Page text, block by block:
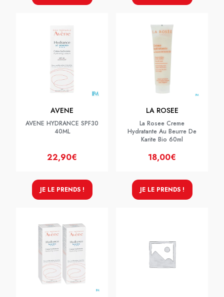
AVENE
AVENE HYDRANCE SPF30
40ML
22,90€
JE LE PRENDS !
LA ROSEE
La Rosee Creme
Hydratante Au Beurre De
Karite Bio 60ml
18,00€
JE LE PRENDS !